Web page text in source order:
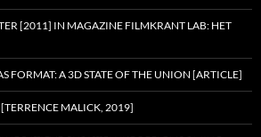
[2011] IN MAGAZINE FILMKRANT LAB: HET
FORMAT: A 3D STATE OF THE UNION [ARTICLE]
MALICK, 2019]